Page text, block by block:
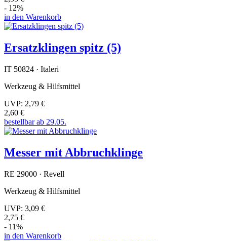
- 12%
in den Warenkorb
Ersatzklingen spitz (5)
IT 50824 · Italeri
Werkzeug & Hilfsmittel
UVP: 2,79 €
2,60 €
bestellbar ab 29.05.
Messer mit Abbruchklinge
RE 29000 · Revell
Werkzeug & Hilfsmittel
UVP: 3,09 €
2,75 €
- 11%
in den Warenkorb